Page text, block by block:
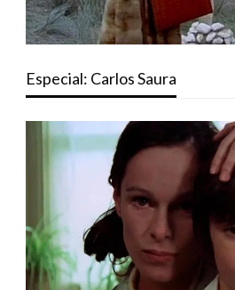
Especial: Carlos Saura